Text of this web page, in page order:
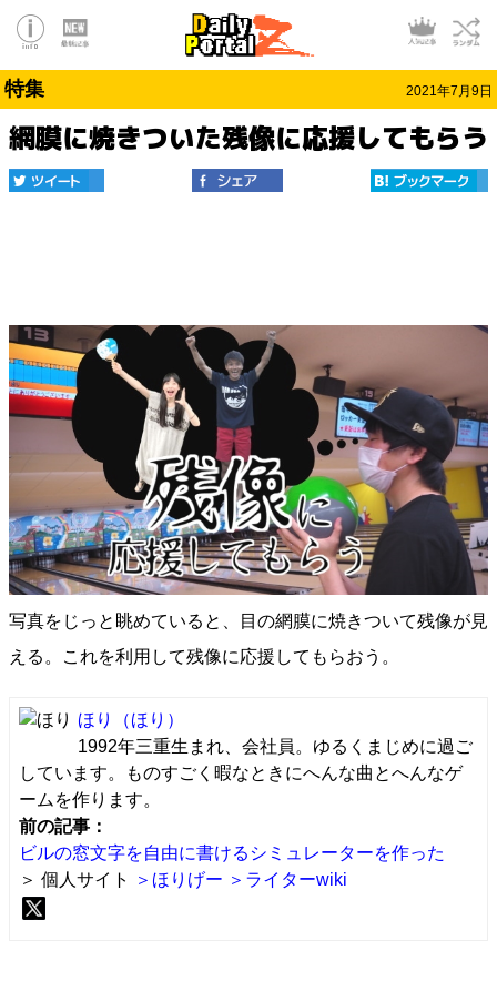
特集 2021年7月9日
網膜に焼きついた残像に応援してもらう
写真をじっと眺めていると、目の網膜に焼きついて残像が見
える。これを利用して残像に応援してもらおう。
ほり
（ほり）
1992年三重生まれ、会社員。ゆるくまじめに過ご
しています。ものすごく暇なときにへんな曲とへんなゲ
ームを作ります。
前の記事：
ビルの窓文字を自由に書けるシミュレーターを作った
＞ 個人サイト
＞ほりげー ＞ライターwiki